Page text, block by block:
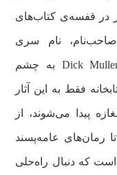
در قفسه‌ی کتاب‌های
صاحب‌نام، نام سری
کتاب‌های رازآلود کارآگاه دیک مولن/Dick Mullen به چشم
فقط به این آثار
پیدا می‌شوند، از
رمان‌های عامه‌پسند
است که دنبال راه‌حلی